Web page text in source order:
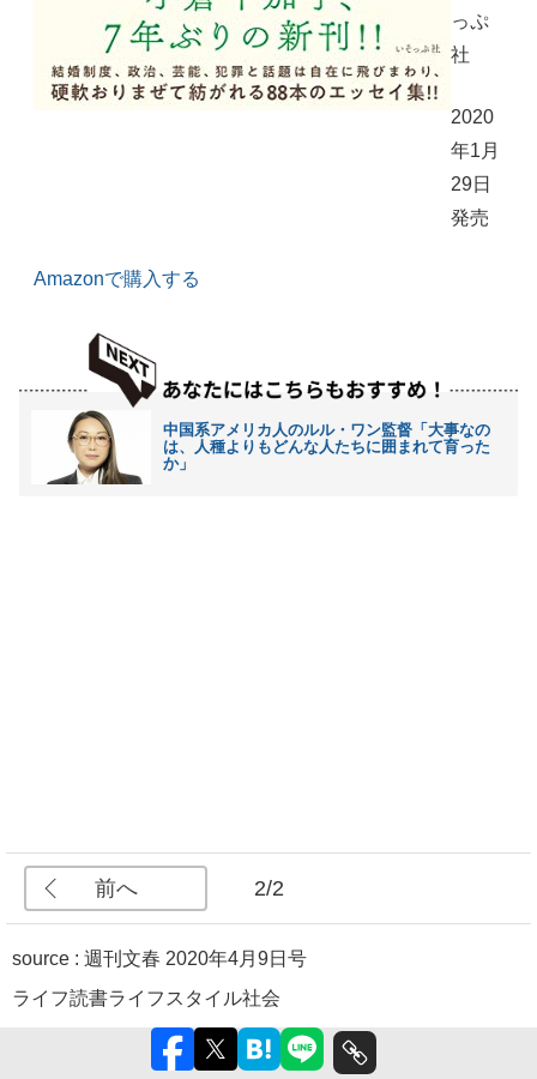
っぷ
社
2020
年1月
29日
発売
Amazonで購入する
中国系アメリカ人のルル・ワン監督「大事なの
は、人種よりもどんな人たちに囲まれて育った
か」
前へ 2/2
source : 週刊文春 2020年4月9日号
ライフ読書ライフスタイル社会